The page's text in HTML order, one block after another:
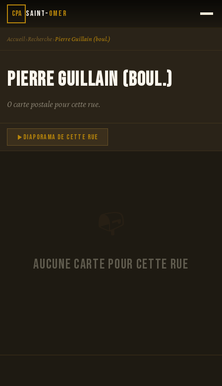
CPA Saint- Omer
Accueil›Recherche›Pierre Guillain (boul.)
Pierre Guillain (boul.)
0 carte postale pour cette rue.
Diaporama de cette rue
Aucune carte pour cette rue